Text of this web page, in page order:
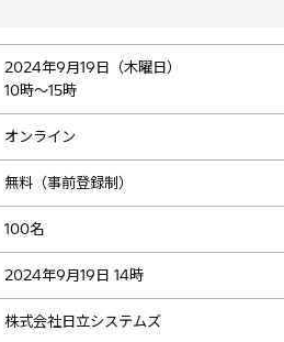
2024年9月19日（木曜日）
10時～15時
オンライン
無料（事前登録制）
100名
2024年9月19日 14時
株式会社日立システムズ